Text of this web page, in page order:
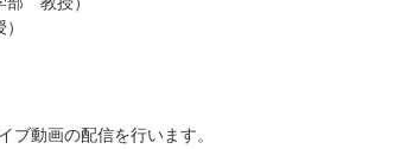
ブ動画の配信を行います。